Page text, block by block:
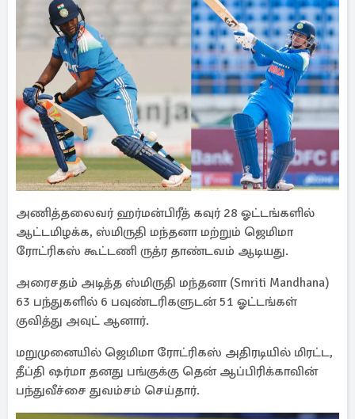
அணித்தலைவர் ஹர்மன்பிரீத் கவுர் 28 ஓட்டங்களில்
ஆட்டமிழக்க, ஸ்மிருதி மந்தனா மற்றும் ஜெமிமா
ரோட்ரிகஸ் கூட்டணி ருத்ர தாண்டவம் ஆடியது.
அரைசதம் அடித்த ஸ்மிருதி மந்தனா (Smriti Mandhana)
63 பந்துகளில் 6 பவுண்டரிகளுடன் 51 ஓட்டங்கள்
குவித்து அவுட் ஆனார்.
மறுமுனையில் ஜெமிமா ரோட்ரிகஸ் அதிரடியில் மிரட்ட,
தீப்தி ஷர்மா தனது பங்குக்கு தென் ஆப்பிரிக்காவின்
பந்துவீச்சை துவம்சம் செய்தார்.